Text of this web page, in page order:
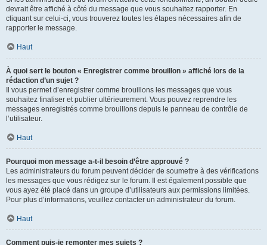
devrait être affiché à côté du message que vous souhaitez rapporter. En
cliquant sur celui-ci, vous trouverez toutes les étapes nécessaires afin de
rapporter le message.
Haut
À quoi sert le bouton « Enregistrer comme brouillon » affiché lors de la
rédaction d’un sujet ?
Il vous permet d’enregistrer comme brouillons les messages que vous
souhaitez finaliser et publier ultérieurement. Vous pouvez reprendre les
messages enregistrés comme brouillons depuis le panneau de contrôle de
l’utilisateur.
Haut
Pourquoi mon message a-t-il besoin d’être approuvé ?
Les administrateurs du forum peuvent décider de soumettre à des vérifications
les messages que vous rédigez sur le forum. Il est également possible que
vous ayez été placé dans un groupe d’utilisateurs aux permissions limitées.
Pour plus d’informations, veuillez contacter un administrateur du forum.
Haut
Comment puis-je remonter mes sujets ?